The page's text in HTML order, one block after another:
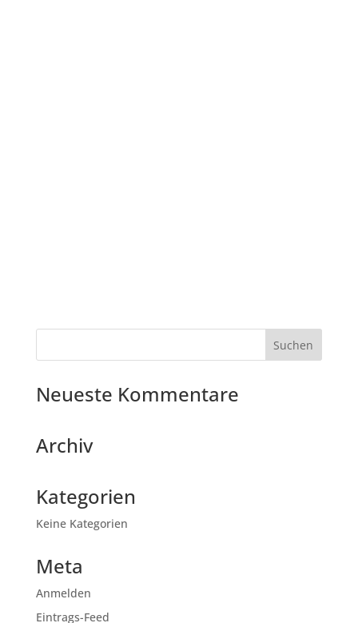
Neueste Kommentare
Archiv
Kategorien
Keine Kategorien
Meta
Anmelden
Eintrags-Feed